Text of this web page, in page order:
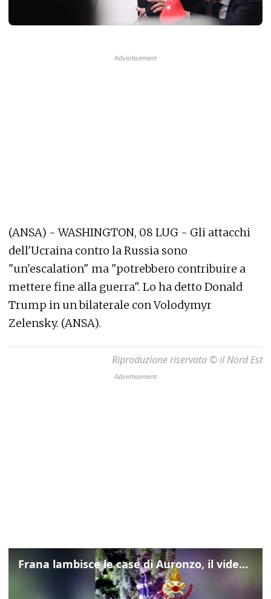
(ANSA) - WASHINGTON, 08 LUG - Gli attacchi
dell'Ucraina contro la Russia sono
"un'escalation" ma "potrebbero contribuire a
mettere fine alla guerra". Lo ha detto Donald
Trump in un bilaterale con Volodymyr
Zelensky. (ANSA).
Riproduzione riservata © il Nord Est
Frana lambisce le case di Auronzo, il video dall'elicottero dei vigili del fuoco